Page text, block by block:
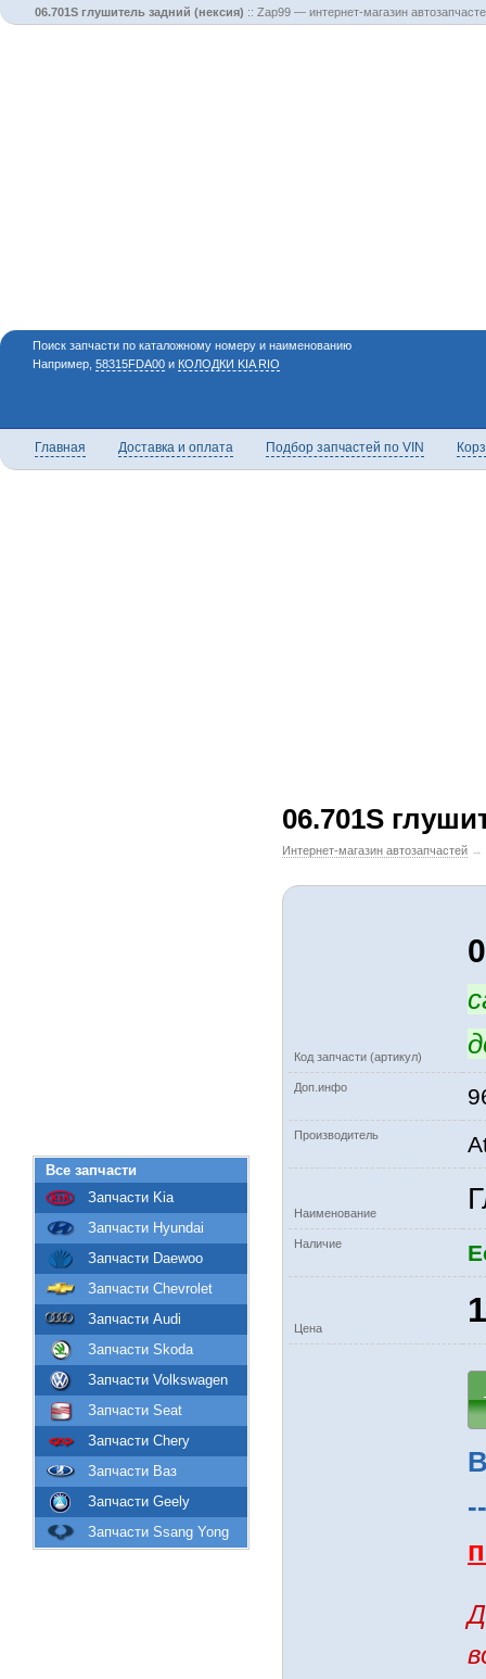
06.701S глушитель задний (нексия) :: Zap99 — интернет-магазин
Поиск запчасти по каталожному номеру и наименованию
Например, 58315FDA00 и КОЛОДКИ KIA RIO
Главная Доставка и оплата Подбор запчастей по VIN
06.701S
Интернет-магазин автозапчастей →
Код запчасти (артикул)
Доп.инфо
Производитель
Наименование
Наличие
Цена
Все запчасти
Запчасти Kia
Запчасти Hyundai
Запчасти Daewoo
Запчасти Chevrolet
Запчасти Audi
Запчасти Skoda
Запчасти Volkswagen
Запчасти Seat
Запчасти Chery
Запчасти Ваз
Запчасти Geely
Запчасти Ssang Yong